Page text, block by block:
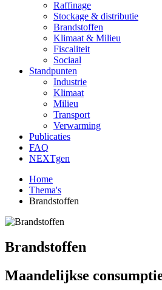
Raffinage
Stockage & distributie
Brandstoffen
Klimaat & Milieu
Fiscaliteit
Sociaal
Standpunten
Industrie
Klimaat
Milieu
Transport
Verwarming
Publicaties
FAQ
NEXTgen
Home
Thema's
Brandstoffen
Brandstoffen
Maandelijkse